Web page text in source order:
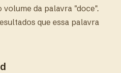
da palavra "doce".
que essa palavra